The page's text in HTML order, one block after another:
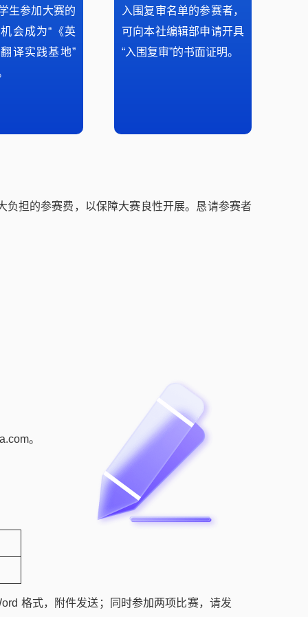
生参加大赛的
会成为“《英
译实践基地”
入围复审名单的参赛者，
可向本社编辑部申请开具
“入围复审”的书面证明。
担的参赛费，以保障大赛良性开展。恳请参赛者
。
格式，附件发送；同时参加两项比赛，请发